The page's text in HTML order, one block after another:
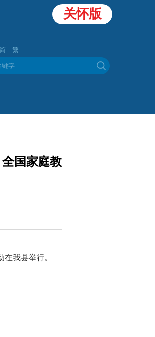
关怀版
简｜ 繁
国家庭教
我县举行。